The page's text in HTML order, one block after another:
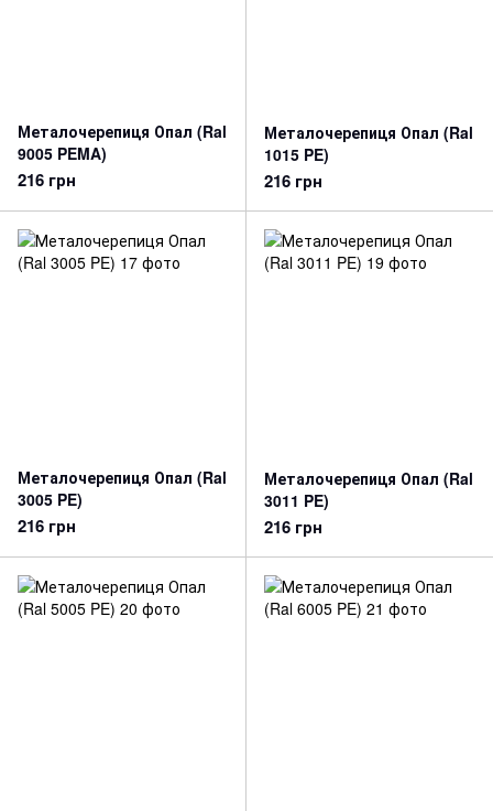
Металочерепиця Опал (Ral
9005 PEMA)
216 грн
Металочерепиця Опал (Ral
1015 PE)
216 грн
Металочерепиця Опал (Ral
3005 PE)
216 грн
Металочерепиця Опал (Ral
3011 PE)
216 грн